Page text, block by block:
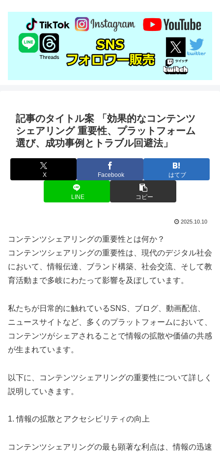
記事のタイトル案 「効果的なコンテンツ
シェアリング 重要性、プラットフォーム
選び、成功事例とトラブル回避法」
X Facebook はてブ
LINE コピー
2025.10.10
コンテンツシェアリングの重要性とは何か？
コンテンツシェアリングの重要性は、現代のデジタル社会
において、情報伝達、ブランド構築、社会交流、そして教
育活動まで多岐にわたって影響を及ぼしています。
私たちが日常的に触れているSNS、ブログ、動画配信、
ニュースサイトなど、多くのプラットフォームにおいて、
コンテンツがシェアされることで情報の拡散や価値の共感
が生まれています。
以下に、コンテンツシェアリングの重要性について詳しく
説明していきます。
1. 情報の拡散とアクセシビリティの向上
コンテンツシェアリングの最も顕著な利点は、情報の迅速